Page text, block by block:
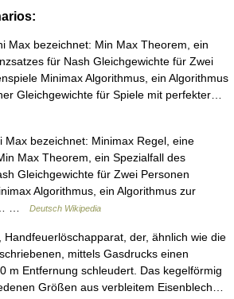
Max bezeichnet: Min Max Theorem, ein
für Nash Gleichgewichte für Zwei
Minimax Algorithmus, ein Algorithmus
Gleichgewichte für Spiele mit perfekter…
bezeichnet: Minimax Regel, eine
Max Theorem, ein Spezialfall des
Gleichgewichte für Zwei Personen
Algorithmus, ein Algorithmus zur
…
Deutsch Wikipedia
der, ähnlich wie die
mittels Gasdrucks einen
m Entfernung schleudert. Das kegelförmig
Größen aus verbleitem Eisenblech…